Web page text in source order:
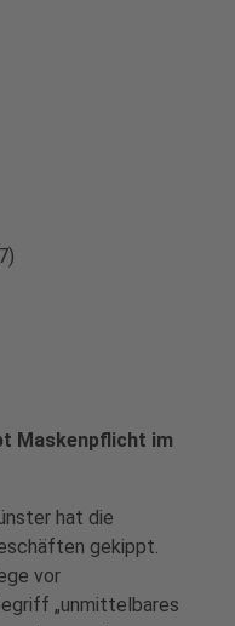
Maskenpflicht im
hat die
gekippt.
vor
„unmittelbares